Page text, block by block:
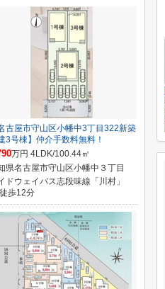
名古屋市守山区小幡中3丁目322新築
3号棟】仲介手数料無料！
万円 4LDK/100.44㎡
県名古屋市守山区小幡中３丁目
ドウェイバス志段味線「川村」
歩12分